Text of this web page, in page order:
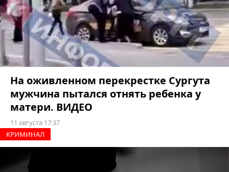
На оживленном перекрестке Сургута
мужчина пытался отнять ребенка у
матери. ВИДЕО
11 августа 17:37
КРИМИНАЛ